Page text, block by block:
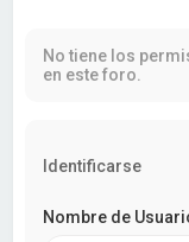
No tiene los
en este foro.
Identificarse
Nombre de